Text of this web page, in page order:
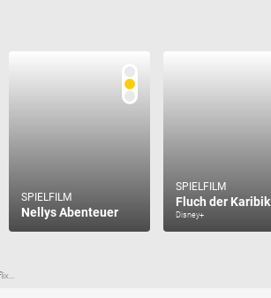
SPIELFILM
Nellys Abenteuer
SPIELFILM
Fluch der Karibik
Disney+